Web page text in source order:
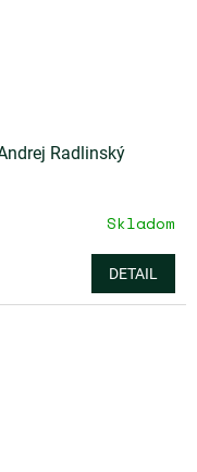
Radlinský
Skladom
DETAIL